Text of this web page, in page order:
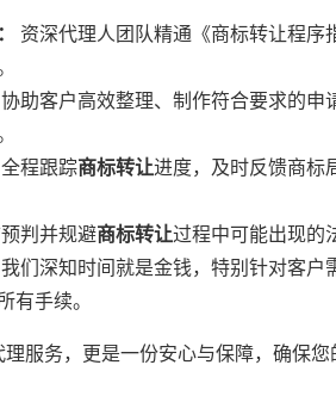
资深代理人团队精通《商标转让程序
协助客户高效整理、制作符合要求的申
全程跟踪商标转让进度，及时反馈商标
判并规避商标转让过程中可能出现的
我们深知时间就是金钱，特别针对客户
有手续。
服务，更是一份安心与保障，确保您